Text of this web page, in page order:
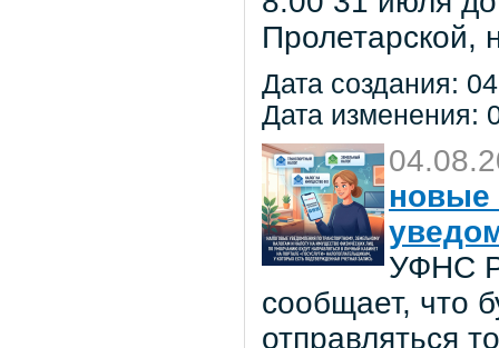
Пролетарской,
Дата создания:
Дата изменения:
новые
УФНС
сообщает, что
отправляться